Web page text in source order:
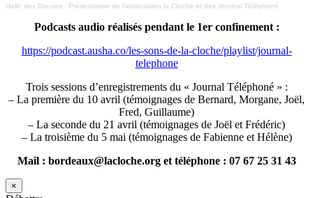
Halle des Douves · Présentation de l’association la Cloche et des Journal Téléphoné
Podcasts audio réalisés pendant le 1er confinement :
https://podcast.ausha.co/les-sons-de-la-cloche/playlist/journal-
telephone
Trois sessions d’enregistrements du « Journal Téléphoné » :
– La première du 10 avril (témoignages de Bernard, Morgane, Joël,
Fred, Guillaume)
– La seconde du 21 avril (témoignages de Joël et Frédéric)
– La troisième du 5 mai (témoignages de Fabienne et Hélène)
Mail : bordeaux@lacloche.org et téléphone : 07 67 25 31 43
×